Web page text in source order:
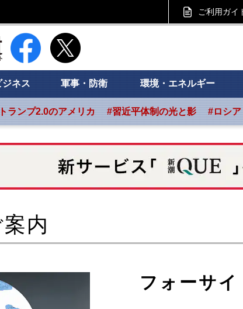
ご利用ガイ
新潮社 Foresight フォーサイト
ネス 軍事・防衛 環境・エネルギー
ランプ2.0のアメリカ #習近平体制の光と影 #ロシ
内
フォーサイ